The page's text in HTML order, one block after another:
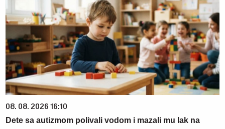
08. 08. 2026 16:10
Dete sa autizmom polivali vodom i mazali mu lak na